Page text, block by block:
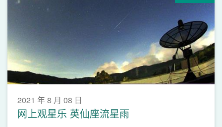
2021 年 8 月 08 日
网上观星乐 英仙座流星雨